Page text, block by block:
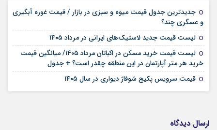
جدیدترین جدول قیمت میوه و سبزی در بازار / قیمت غوره آبگیری
و عسگری چند؟
لیست قیمت جدید لاستیک‌های ایرانی در مرداد ۱۴۰۵
لیست قیمت خرید مسکن در اکباتان مرداد ۱۴۰۵/ میانگین قیمت
خرید هر متر آپارتمان در این منطقه چقدر است؟ + جدول
قیمت سرویس پکیج شوفاژ دیواری در سال ۱۴۰۵
ارسال دیدگاه